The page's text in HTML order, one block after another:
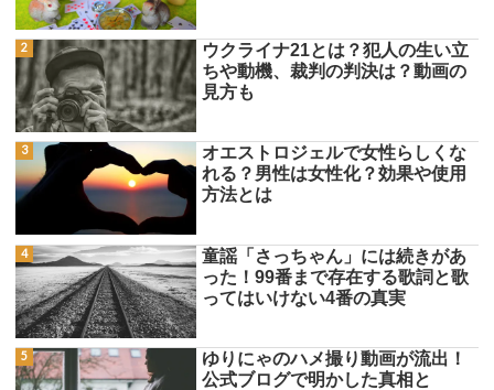
ウクライナ21とは？犯人の生い立
ちや動機、裁判の判決は？動画の
見方も
オエストロジェルで女性らしくな
れる？男性は女性化？効果や使用
方法とは
童謡「さっちゃん」には続きがあ
った！99番まで存在する歌詞と歌
ってはいけない4番の真実
ゆりにゃのハメ撮り動画が流出！
公式ブログで明かした真相と